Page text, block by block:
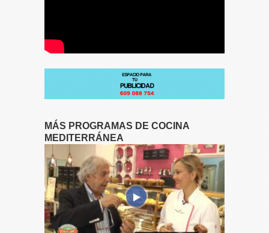
MÁS PROGRAMAS DE COCINA
MEDITERRÁNEA